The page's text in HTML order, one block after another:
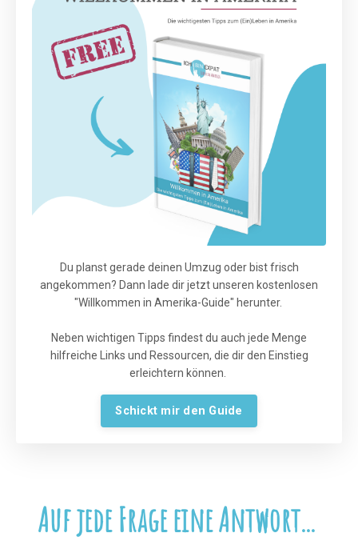
Du planst gerade deinen Umzug oder bist frisch
angekommen? Dann lade dir jetzt unseren kostenlosen
"Willkommen in Amerika-Guide" herunter.
Neben wichtigen Tipps findest du auch jede Menge
hilfreiche Links und Ressourcen, die dir den Einstieg
erleichtern können.
Schickt mir den Guide
Auf jede Frage eine Antwort...